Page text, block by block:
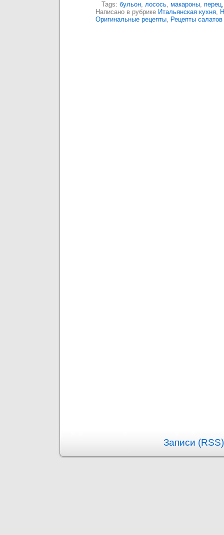
Tags: бульон, лосось, макароны, перец
Написано в рубрике Итальянская кухня,
Оригинальные рецепты, Рецепты салатов
Записи (RSS)